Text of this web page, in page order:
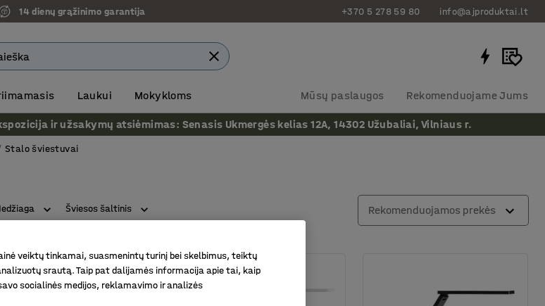
14 dienų grąžinimo garantija +370 5 278 59 80 info@ajproduktai.lt
Laukui Mokykloms Mūsų paslaugos Rekomenduojame Jums
ir užsakymų atsiėmimas: Senasis Ukmergės kelias 12A, 14302 Užubaliai, Vilniaus r.
Stalo šviestuvai
Šviesos šaltinis Rekomenduojamos prekės
veiktų tinkamai, suasmenintų turinį bei skelbimus, teiktų
srautą. Taip pat dalijamės informacija apie tai, kaip
socialinės medijos, reklamavimo ir analizės